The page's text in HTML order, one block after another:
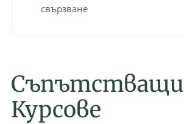
свързване
Съпътстващи
Курсове